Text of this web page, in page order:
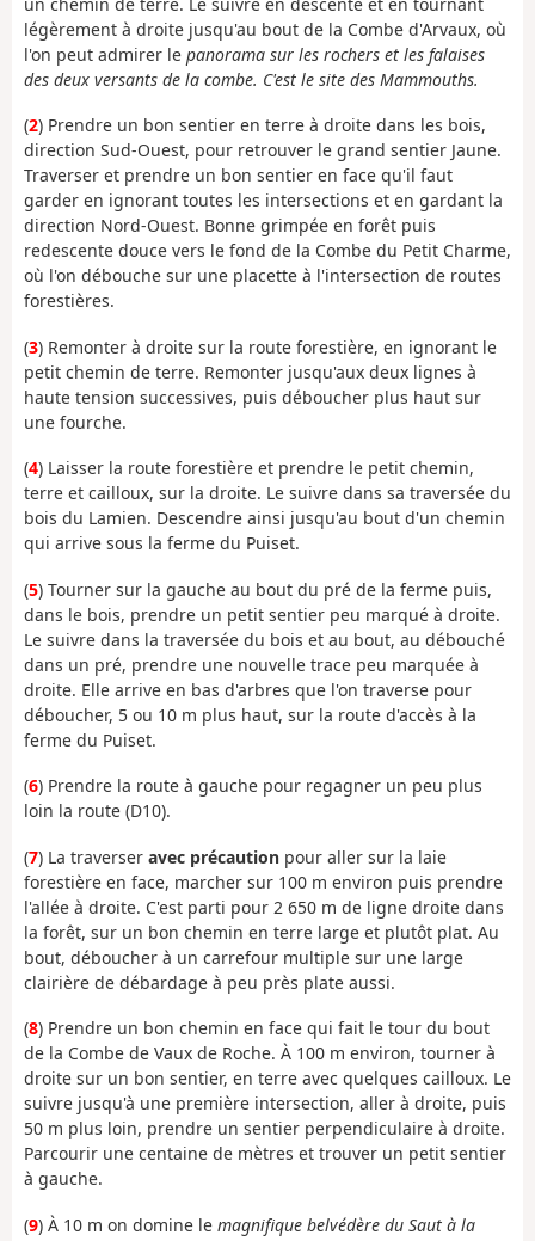
légèrement à droite jusqu'au bout de la Combe d'Arvaux, où
l'on peut admirer le panorama sur les rochers et les falaises
des deux versants de la combe. C'est le site des Mammouths.
(2) Prendre un bon sentier en terre à droite dans les bois,
direction Sud-Ouest, pour retrouver le grand sentier Jaune.
Traverser et prendre un bon sentier en face qu'il faut
garder en ignorant toutes les intersections et en gardant la
direction Nord-Ouest. Bonne grimpée en forêt puis
redescente douce vers le fond de la Combe du Petit Charme,
où l'on débouche sur une placette à l'intersection de routes
forestières.
(3) Remonter à droite sur la route forestière, en ignorant le
petit chemin de terre. Remonter jusqu'aux deux lignes à
haute tension successives, puis déboucher plus haut sur
une fourche.
(4) Laisser la route forestière et prendre le petit chemin,
terre et cailloux, sur la droite. Le suivre dans sa traversée du
bois du Lamien. Descendre ainsi jusqu'au bout d'un chemin
qui arrive sous la ferme du Puiset.
(5) Tourner sur la gauche au bout du pré de la ferme puis,
dans le bois, prendre un petit sentier peu marqué à droite.
Le suivre dans la traversée du bois et au bout, au débouché
dans un pré, prendre une nouvelle trace peu marquée à
droite. Elle arrive en bas d'arbres que l'on traverse pour
déboucher, 5 ou 10 m plus haut, sur la route d'accès à la
ferme du Puiset.
(6) Prendre la route à gauche pour regagner un peu plus
loin la route (D10).
(7) La traverser avec précaution pour aller sur la laie
forestière en face, marcher sur 100 m environ puis prendre
l'allée à droite. C'est parti pour 2 650 m de ligne droite dans
la forêt, sur un bon chemin en terre large et plutôt plat. Au
bout, déboucher à un carrefour multiple sur une large
clairière de débardage à peu près plate aussi.
(8) Prendre un bon chemin en face qui fait le tour du bout
de la Combe de Vaux de Roche. À 100 m environ, tourner à
droite sur un bon sentier, en terre avec quelques cailloux. Le
suivre jusqu'à une première intersection, aller à droite, puis
50 m plus loin, prendre un sentier perpendiculaire à droite.
Parcourir une centaine de mètres et trouver un petit sentier
à gauche.
(9) À 10 m on domine le magnifique belvédère du Saut à la